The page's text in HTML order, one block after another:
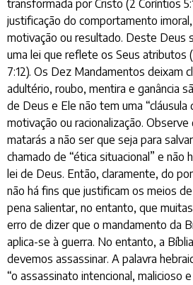
transformada por Cristo (2 Coríntios
justificação do comportamento
motivação ou resultado. Deste Deus
uma lei que reflete os Seus atributos
7:12). Os Dez Mandamentos deixam
adultério, roubo, mentira e ganância
de Deus e Ele não tem uma “cláusula
motivação ou racionalização. Observe
matarás a não ser que seja para
chamado de “ética situacional” e não
lei de Deus. Então, claramente, do
não há fins que justificam os meios
pena salientar, no entanto, que
erro de dizer que o mandamento da
aplica-se à guerra. No entanto, a
devemos assassinar. A palavra
“o assassinato intencional, malicioso